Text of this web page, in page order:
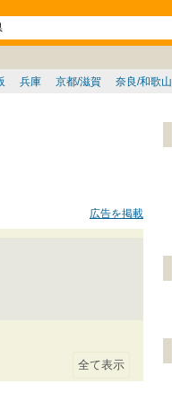
兵庫 京都/滋賀 奈良/和歌山
広告を掲載